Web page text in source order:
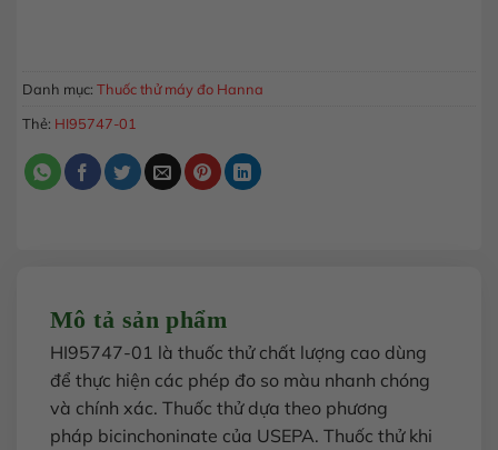
Danh mục: Thuốc thử máy đo Hanna
Thẻ: HI95747-01
Mô tả sản phẩm
HI95747-01 là thuốc thử chất lượng cao dùng
để thực hiện các phép đo so màu nhanh chóng
và chính xác. Thuốc thử dựa theo phương
pháp bicinchoninate của USEPA. Thuốc thử khi